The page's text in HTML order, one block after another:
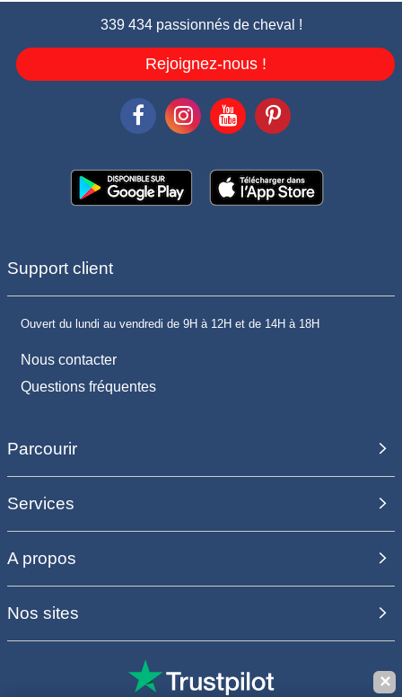
339 434 passionnés de cheval !
Rejoignez-nous !
Support client
Ouvert du lundi au vendredi de 9H à 12H et de 14H à 18H
Nous contacter
Questions fréquentes
Parcourir
Services
A propos
Nos sites
✕